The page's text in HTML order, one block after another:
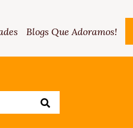
Blogs Que Adoramos!